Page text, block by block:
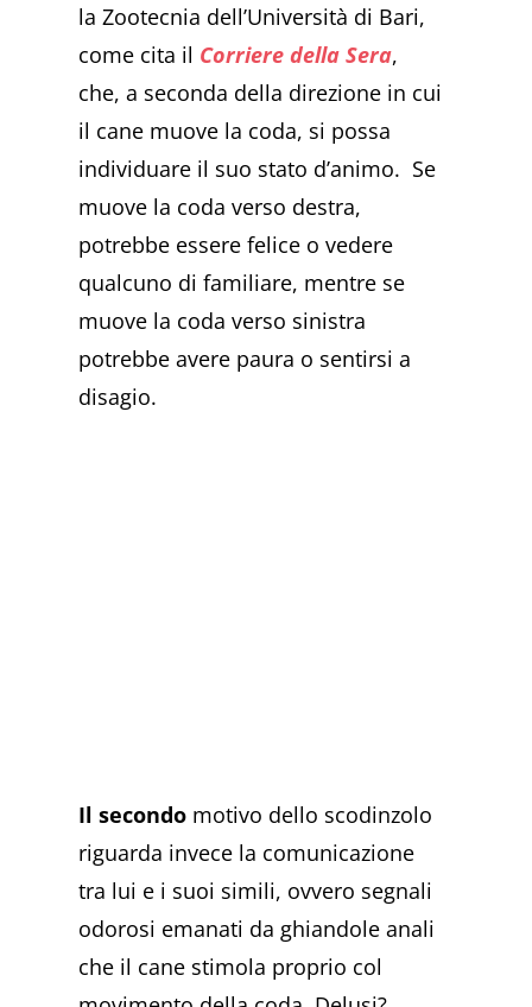
la Zootecnia dell’Università di Bari,
come cita il Corriere della Sera,
che, a seconda della direzione in cui
il cane muove la coda, si possa
individuare il suo stato d’animo. Se
muove la coda verso destra,
potrebbe essere felice o vedere
qualcuno di familiare, mentre se
muove la coda verso sinistra
potrebbe avere paura o sentirsi a
disagio.
Il secondo motivo dello scodinzolo
riguarda invece la comunicazione
tra lui e i suoi simili, ovvero segnali
odorosi emanati da ghiandole anali
che il cane stimola proprio col